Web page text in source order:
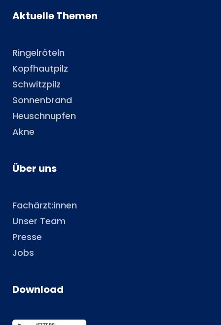
Aktuelle Themen
Ringelröteln
Kopfhautpilz
Schwitzpilz
Sonnenbrand
Heuschnupfen
Akne
Über uns
Fachärzt:innen
Unser Team
Presse
Jobs
Download